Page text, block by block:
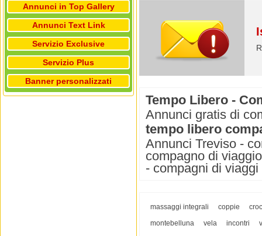
Annunci in Top Gallery
Annunci Text Link
Servizio Exclusive
Servizio Plus
Banner personalizzati
Tempo Libero -
Annunci gratis di
tempo libero
Annunci Treviso -
compagno di
- compagni di
massaggi integrali coppie
montebelluna
vela incontri